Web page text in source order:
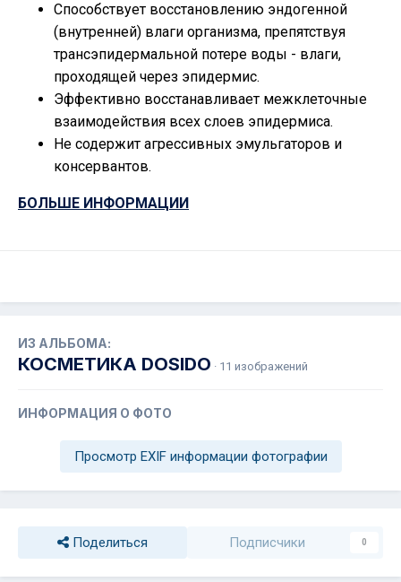
Способствует восстановлению эндогенной
(внутренней) влаги организма, препятствуя
трансэпидермальной потере воды - влаги,
проходящей через эпидермис.
Эффективно восстанавливает межклеточные
взаимодействия всех слоев эпидермиса.
Не содержит агрессивных эмульгаторов и
консервантов.
БОЛЬШЕ ИНФОРМАЦИИ
ИЗ АЛЬБОМА:
КОСМЕТИКА DOSIDO · 11 изображений
ИНФОРМАЦИЯ О ФОТО
Просмотр EXIF информации фотографии
Поделиться Подписчики 0